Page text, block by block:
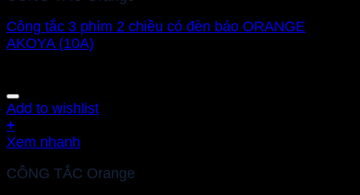
Công tắc 3 phím 2 chiều có đèn báo ORANGE
AKOYA (10A)
Add to wishlist
+
Xem nhanh
CÔNG TẮC Orange